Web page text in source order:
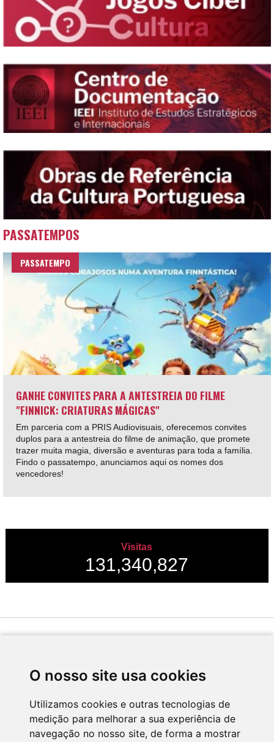
O nosso site usa cookies
Utilizamos cookies e outras tecnologias de
medição para melhorar a sua experiência de
navegação no nosso site, de forma a mostrar
PASSATEMPOS
PASSATEMPO
GANHE CONVITES PARA A ANTESTREIA DO FILME
"FINNICK: CRIATURAS MÁGICAS"
Em parceria com a PRIS Audiovisuais, oferecemos convites
duplos para a antestreia do filme de animação, que promete
trazer muita magia, diversão e aventuras para toda a família.
Findo o passatempo, anunciamos aqui os nomes dos
vencedores!
Visitas
131,340,827